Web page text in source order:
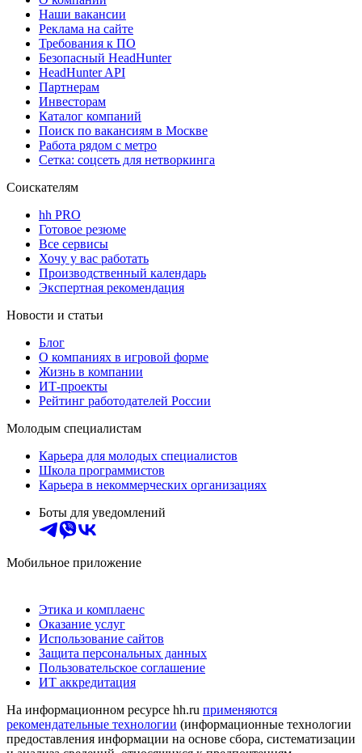
Наши вакансии
Реклама на сайте
Требования к ПО
Безопасный HeadHunter
HeadHunter API
Партнерам
Инвесторам
Каталог компаний
Поиск по вакансиям в Москве
Работа рядом с метро
Сетка: соцсеть для нетворкинга
Соискателям
hh PRO
Готовое резюме
Все сервисы
Хочу у вас работать
Производственный календарь
Экспертная рекомендация
Новости и статьи
Блог
О компаниях в игровой форме
Жизнь в компании
ИТ-проекты
Рейтинг работодателей России
Молодым специалистам
Карьера для молодых специалистов
Школа программистов
Карьера в некоммерческих организациях
Боты для уведомлений
Мобильное приложение
Этика и комплаенс
Оказание услуг
Использование сайтов
Защита персональных данных
Пользовательское соглашение
ИТ аккредитация
На информационном ресурсе hh.ru применяются
рекомендательные технологии (информационные технологии
предоставления информации на основе сбора, систематизации